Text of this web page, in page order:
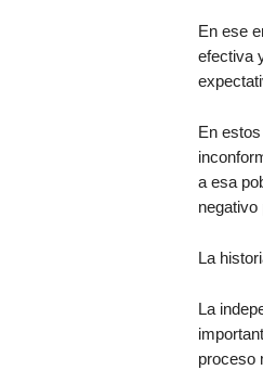
En ese
efectiva
En
a esa
negativo
La
La
proceso